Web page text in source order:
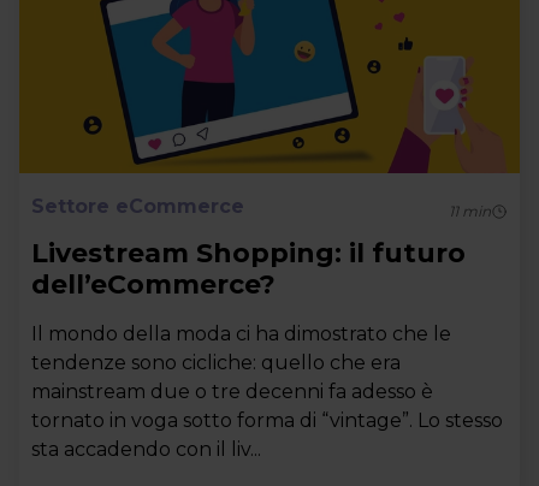
Settore eCommerce 11min
Livestream Shopping: il futuro
dell’eCommerce?
Il mondo della moda ci ha dimostrato che le
tendenze sono cicliche: quello che era
mainstream due o tre decenni fa adesso è
tornato in voga sotto forma di “vintage”. Lo stesso
sta accadendo con il liv...